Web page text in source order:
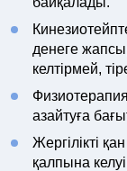
денеге
келтірмей,
азайтуға
Жергілікті
қалпына